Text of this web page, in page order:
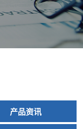
产品资讯